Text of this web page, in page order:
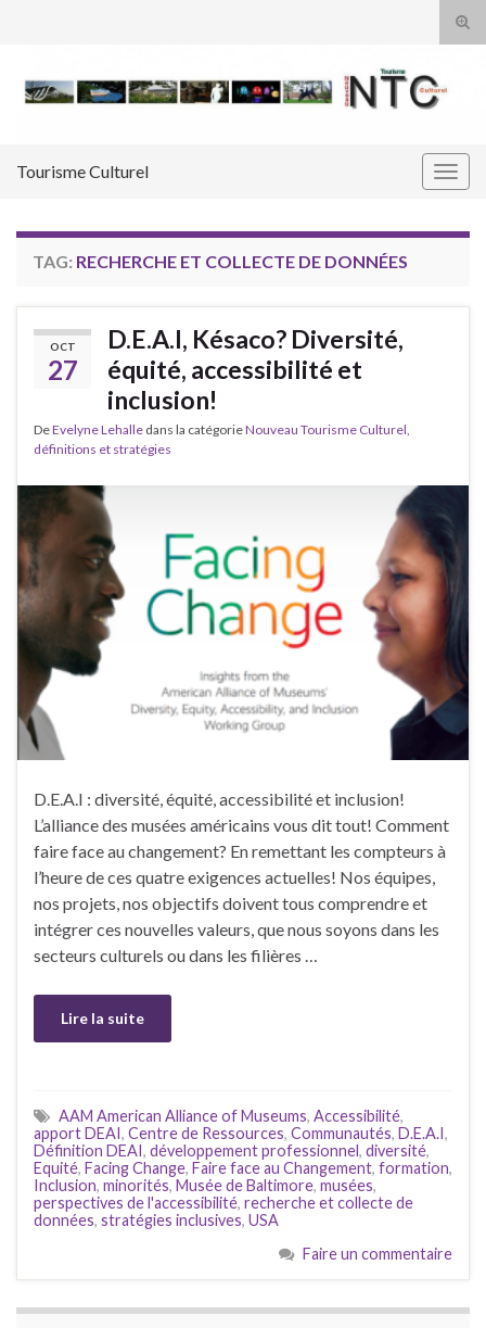
Tourisme Culturel
TAG: RECHERCHE ET COLLECTE DE DONNÉES
OCT
27
D.E.A.I, Késaco? Diversité,
équité, accessibilité et
inclusion!
DeEvelyne Lehalle dans la catégorieNouveau Tourisme Culturel,
définitions et stratégies
D.E.A.I : diversité, équité, accessibilité et inclusion!
L’alliance des musées américains vous dit tout! Comment
faire face au changement? En remettant les compteurs à
l’heure de ces quatre exigences actuelles! Nos équipes,
nos projets, nos objectifs doivent tous comprendre et
intégrer ces nouvelles valeurs, que nous soyons dans les
secteurs culturels ou dans les filières …
Lire la suite
AAM American Alliance of Museums, Accessibilité,
apport DEAI, Centre de Ressources, Communautés, D.E.A.I,
Définition DEAI, développement professionnel, diversité,
Equité, Facing Change, Faire face au Changement, formation,
Inclusion, minorités, Musée de Baltimore, musées,
perspectives de l'accessibilité, recherche et collecte de
données, stratégies inclusives, USA
Faire un commentaire